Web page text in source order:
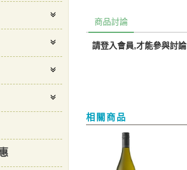
商品討論
請登入會員,才能參與討論
相關商品